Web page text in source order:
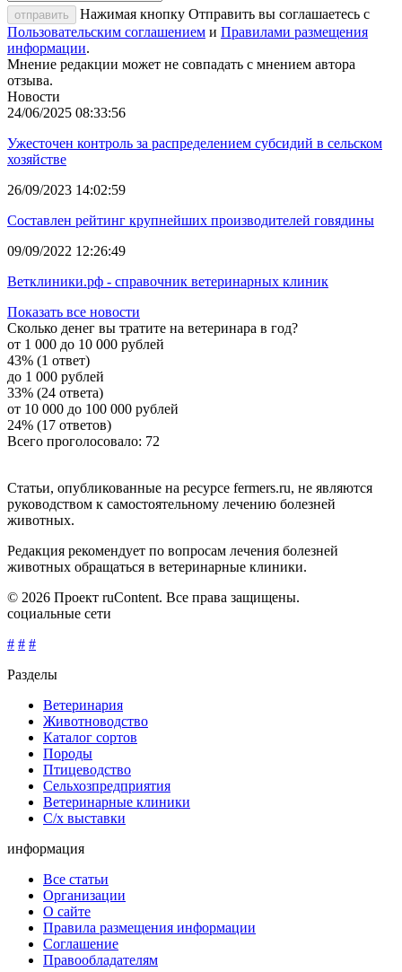
отправить
Нажимая кнопку Отправить вы соглашаетесь с
Пользовательским соглашением и Правилами размещения
информации.
Мнение редакции может не совпадать с мнением автора
отзыва.
Новости
24/06/2025 08:33:56
Ужесточен контроль за распределением субсидий в сельском
хозяйстве
26/09/2023 14:02:59
Составлен рейтинг крупнейших производителей говядины
09/09/2022 12:26:49
Ветклиники.рф - справочник ветеринарных клиник
Показать все новости
Сколько денег вы тратите на ветеринара в год?
от 1 000 до 10 000 рублей
43% (1 ответ)
до 1 000 рублей
33% (24 ответа)
от 10 000 до 100 000 рублей
24% (17 ответов)
Всего проголосовало: 72
Статьи, опубликованные на ресурсе fermers.ru, не являются
руководством к самостоятельному лечению болезней
животных.
Редакция рекомендует по вопросам лечения болезней
животных обращаться в ветеринарные клиники.
© 2026 Проект ruContent. Все права защищены.
социальные сети
# # #
Разделы
Ветеринария
Животноводство
Каталог сортов
Породы
Птицеводство
Сельхозпредприятия
Ветеринарные клиники
С/х выставки
информация
Все статьи
Организации
О сайте
Правила размещения информации
Соглашение
Правообладателям